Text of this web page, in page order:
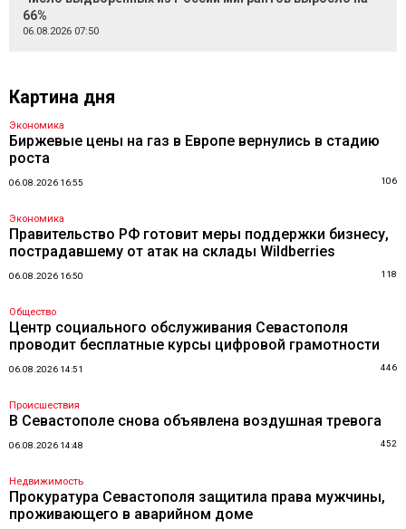
66%
06.08.2026 07:50
Картина дня
Экономика
Биржевые цены на газ в Европе вернулись в стадию
роста
06.08.2026 16:55 106
Экономика
Правительство РФ готовит меры поддержки бизнесу,
пострадавшему от атак на склады Wildberries
06.08.2026 16:50 118
Общество
Центр социального обслуживания Севастополя
проводит бесплатные курсы цифровой грамотности
06.08.2026 14:51 446
Происшествия
В Севастополе снова объявлена воздушная тревога
06.08.2026 14:48 452
Недвижимость
Прокуратура Севастополя защитила права мужчины,
проживающего в аварийном доме